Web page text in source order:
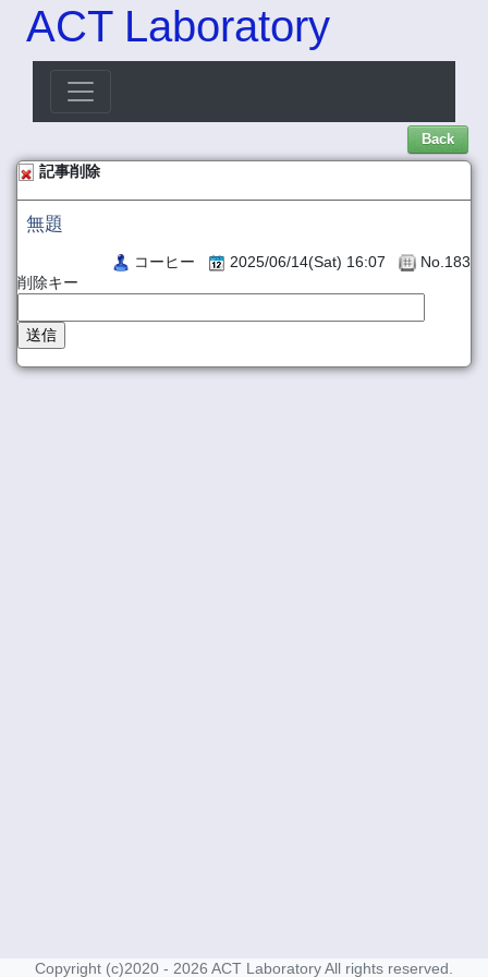
ACT Laboratory
Back
記事削除
無題
コーヒー 2025/06/14(Sat) 16:07
No.183
削除キー
Copyright (c)2020 - 2026 ACT Laboratory All rights reserved.